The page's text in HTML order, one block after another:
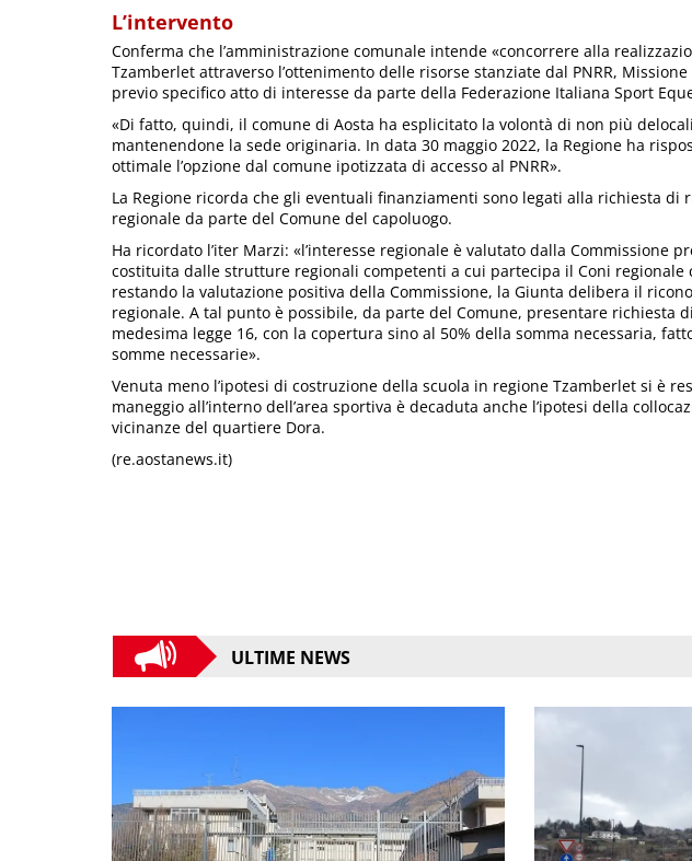
L’intervento
Conferma che l’amministrazione comunale intende «concorrere alla
Tzamberlet attraverso l’ottenimento delle risorse stanziate dal PNRR,
previo specifico atto di interesse da parte della Federazione Italiana Sport
«Di fatto, quindi, il comune di Aosta ha esplicitato la volontà di non più
mantenendone la sede originaria. In data 30 maggio 2022, la Regione ha
ottimale l’opzione dal comune ipotizzata di accesso al PNRR».
La Regione ricorda che gli eventuali finanziamenti sono legati alla richiesta di
regionale da parte del Comune del capoluogo.
Ha ricordato l’iter Marzi: «l’interesse regionale è valutato dalla Commissione
costituita dalle strutture regionali competenti a cui partecipa il Coni regionale
restando la valutazione positiva della Commissione, la Giunta delibera il
regionale. A tal punto è possibile, da parte del Comune, presentare richiesta
medesima legge 16, con la copertura sino al 50% della somma necessaria,
somme necessarie».
Venuta meno l’ipotesi di costruzione della scuola in regione Tzamberlet si è
maneggio all’interno dell’area sportiva è decaduta anche l’ipotesi della
vicinanze del quartiere Dora.
(re.aostanews.it)
ULTIME NEWS